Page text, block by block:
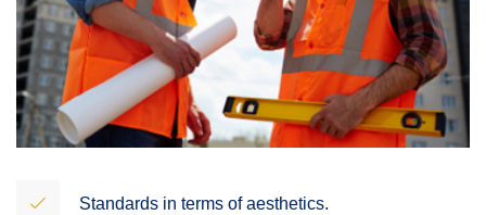
Standards in terms of aesthetics.